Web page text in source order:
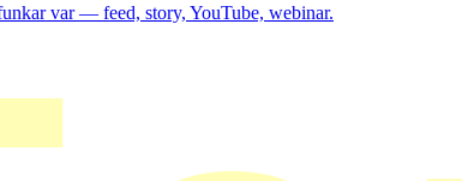
var — feed, story, YouTube, webinar.